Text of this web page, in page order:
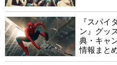
『スパイ
ン』グッ
典・キャ
情報まと